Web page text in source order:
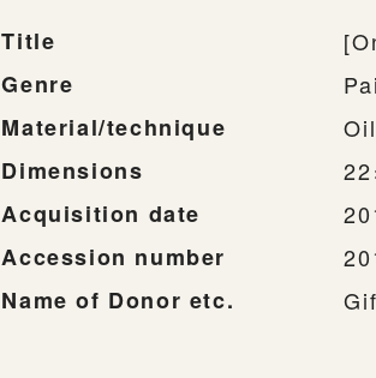
Title
Genre
Material/technique
Dimensions
Acquisition date
Accession number
Name of Donor etc.